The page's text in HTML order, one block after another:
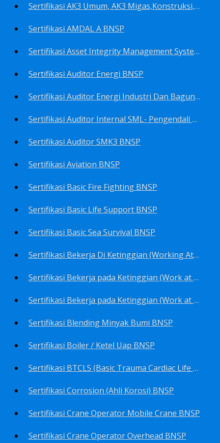
Sertifikasi AK3 Umum, AK3 Migas,Konstruksi,Listrik&Boiler BNSP
Sertifikasi AMDAL A BNSP
Sertifikasi Asset Integrity Management System BNSP
Sertifikasi Auditor Energi BNSP
Sertifikasi Auditor Energi Industri Dan Bagunan Gedung BNSP
Sertifikasi Auditor Internal SML- Pengendali Dan Penerapan SML- Perencana SML- Manajer SML- Pengendali Dokumen SML BNSP
Sertifikasi Auditor SMK3 BNSP
Sertifikasi Aviation BNSP
Sertifikasi Basic Fire Fighting BNSP
Sertifikasi Basic Life Support BNSP
Sertifikasi Basic Sea Survival BNSP
Sertifikasi Bekerja Di Ketinggian (Working At Height) BNSP
Sertifikasi Bekerja pada Ketinggian (Work at Height)-Competency person (TKPK-TK3) BNSP
Sertifikasi Bekerja pada Ketinggian (Work at Height)-Pekerja/Standby Person (TKBT-TK2) BNSP
Sertifikasi Blending Minyak Bumi BNSP
Sertifikasi Boiler / Ketel Uap BNSP
Sertifikasi BTCLS (Basic Trauma Cardiac Life Support) BNSP
Sertifikasi Corrosion (Ahli Korosi) BNSP
Sertifikasi Crane Operator Mobile Crane BNSP
Sertifikasi Crane Operator Overhead BNSP